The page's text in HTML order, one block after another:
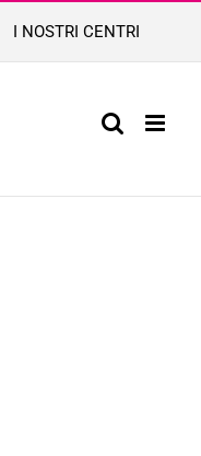
I NOSTRI CENTRI